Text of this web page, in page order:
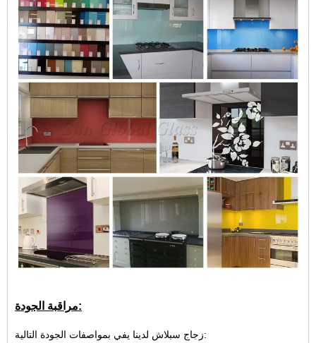
مراقبة الجودة:
زجاج سبلاش لدينا يفي بمواصفات الجودة التالية: